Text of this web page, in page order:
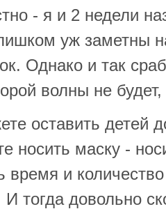
- я и 2 недели
уж заметны
Однако и так
волны не будет,
оставить детей
носить маску -
время и
тогда довольно